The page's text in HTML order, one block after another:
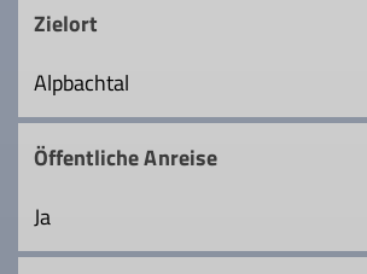
Zielort
Alpbachtal
Öffentliche Anreise
Ja